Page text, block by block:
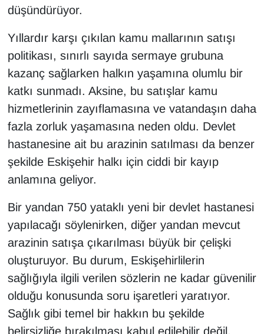
düşündürüyor.
Yıllardır karşı çıkılan kamu mallarının satışı
politikası, sınırlı sayıda sermaye grubuna
kazanç sağlarken halkın yaşamına olumlu bir
katkı sunmadı. Aksine, bu satışlar kamu
hizmetlerinin zayıflamasına ve vatandaşın daha
fazla zorluk yaşamasına neden oldu. Devlet
hastanesine ait bu arazinin satılması da benzer
şekilde Eskişehir halkı için ciddi bir kayıp
anlamına geliyor.
Bir yandan 750 yataklı yeni bir devlet hastanesi
yapılacağı söylenirken, diğer yandan mevcut
arazinin satışa çıkarılması büyük bir çelişki
oluşturuyor. Bu durum, Eskişehirlilerin
sağlığıyla ilgili verilen sözlerin ne kadar güvenilir
olduğu konusunda soru işaretleri yaratıyor.
Sağlık gibi temel bir hakkın bu şekilde
belirsizliğe bırakılması kabul edilebilir değil.